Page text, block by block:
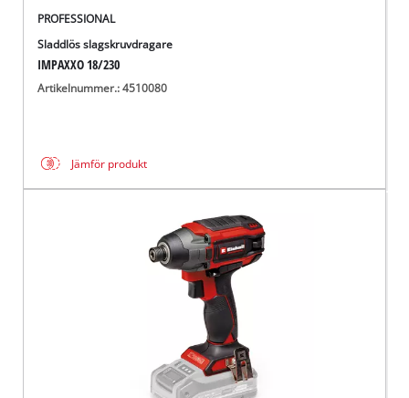
PROFESSIONAL
Sladdlös slagskruvdragare
IMPAXXO 18/230
Artikelnummer.: 4510080
Jämför produkt